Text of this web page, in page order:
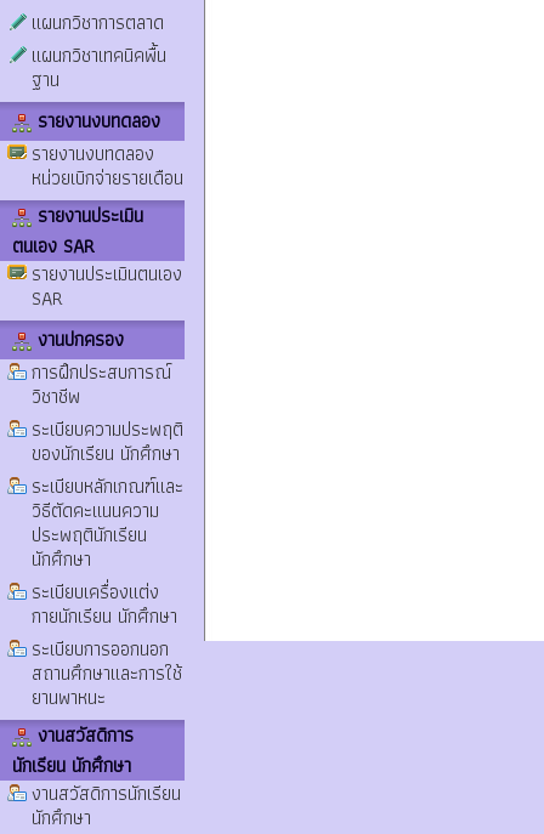
แผนกวิชาการตลาด
แผนกวิชาเทคนิคพื้น
ฐาน
รายงานงบทดลอง
รายงานงบทดลอง
หน่วยเบิกจ่ายรายเดือน
รายงานประเมิน
ตนเอง SAR
รายงานประเมินตนเอง
SAR
งานปกครอง
การฝึกประสบการณ์
วิชาชีพ
ระเบียบความประพฤติ
ของนักเรียน นักศึกษา
ระเบียบหลักเกณฑ์และ
วิธีตัดคะแนนความ
ประพฤตินักเรียน
นักศึกษา
ระเบียบเครื่องแต่ง
กายนักเรียน นักศึกษา
ระเบียบการออกนอก
สถานศึกษาและการใช้
ยานพาหนะ
งานสวัสดิการ
นักเรียน นักศึกษา
งานสวัสดิการนักเรียน
นักศึกษา